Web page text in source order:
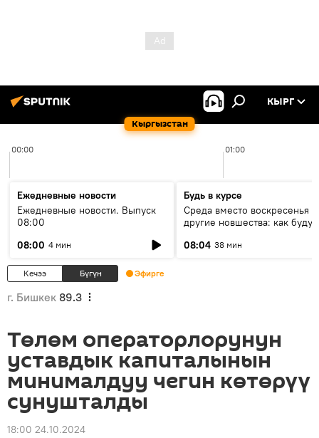
Кыргызстан
КЫРГ
00:00 01:00
Ежедневные новости
Ежедневные новости. Выпуск
08:00
08:00 4 мин
Будь в курсе
Среда вместо воскресенья и
другие новшества: как будут
08:04 38 мин
Кечээ Бүгүн Эфирге
г. Бишкек 89.3
Төлөм операторлорунун
уставдык капиталынын
минималдуу чегин көтөрүү
сунушталды
18:00 24.10.2024